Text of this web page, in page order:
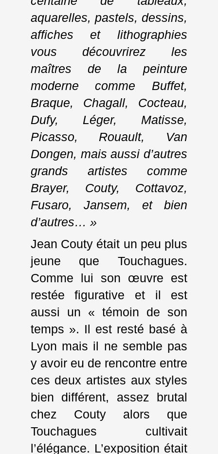
aquarelles, pastels, dessins,
affiches et lithographies
vous découvrirez les
maîtres de la peinture
moderne comme Buffet,
Braque, Chagall, Cocteau,
Dufy, Léger, Matisse,
Picasso, Rouault, Van
Dongen, mais aussi d’autres
grands artistes comme
Brayer, Couty, Cottavoz,
Fusaro, Jansem, et bien
d’autres… »
Jean Couty était un peu plus
jeune que Touchagues.
Comme lui son œuvre est
restée figurative et il est
aussi un « témoin de son
temps ». Il est resté basé à
Lyon mais il ne semble pas
y avoir eu de rencontre entre
ces deux artistes aux styles
bien différent, assez brutal
chez Couty alors que
Touchagues cultivait
l’élégance. L’exposition était